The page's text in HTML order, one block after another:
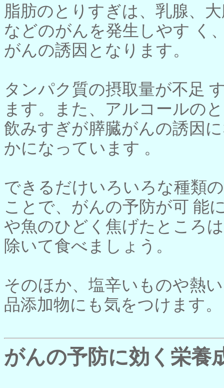
脂肪のとりすぎは、乳腺、
などのがんを発生しやす く
がんの誘因となります。
タンパク質の摂取量が不足
ます。また、アルコールの
飲みすぎが膵臓がんの誘因
かになっています 。
できるだけいろいろな種類
ことで、がんの予防が可 能
や魚のひどく焦げたところ
除いて食べましょう。
そのほか、塩辛いものや熱
品添加物にも気をつけま
がんの予防に効く栄養